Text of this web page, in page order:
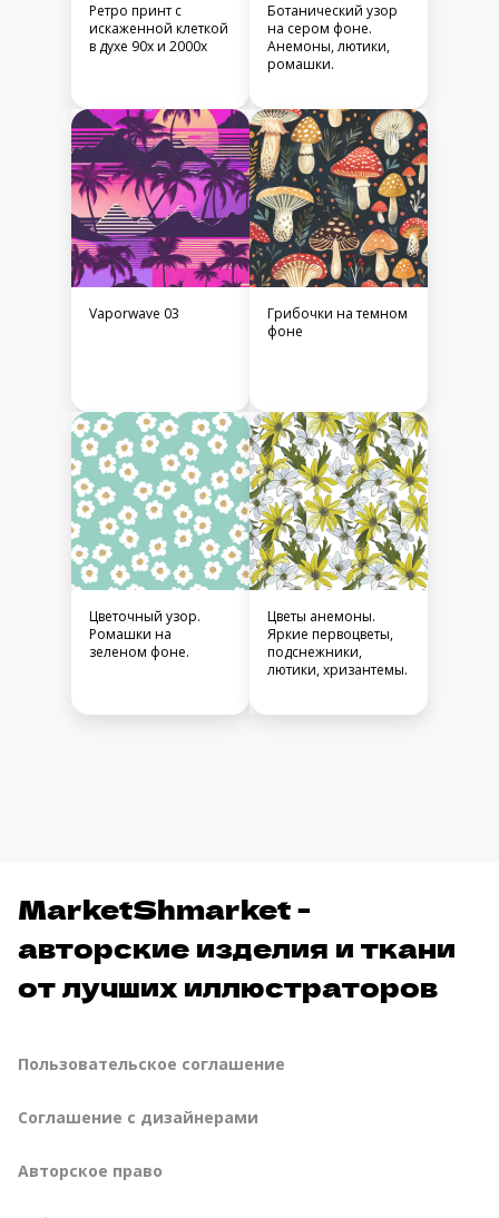
Ретро принт с
искаженной клеткой
в духе 90х и 2000х
Ботанический узор
на сером фоне.
Анемоны, лютики,
ромашки.
Vaporwave 03
Грибочки на темном
фоне
Цветочный узор.
Ромашки на
зеленом фоне.
Цветы анемоны.
Яркие первоцветы,
подснежники,
лютики, хризантемы.
MarketShmarket -
авторские изделия и ткани
от лучших иллюстраторов
Пользовательское соглашение
Соглашение с дизайнерами
Авторское право